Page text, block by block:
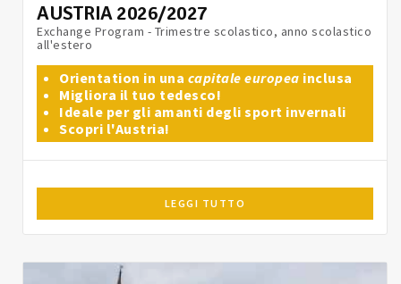
AUSTRIA 2026/2027
Exchange Program - Trimestre scolastico, anno scolastico
all'estero
Orientation in una capitale europea inclusa
Migliora il tuo tedesco!
Ideale per gli amanti degli sport invernali
Scopri l'Austria!
LEGGI TUTTO